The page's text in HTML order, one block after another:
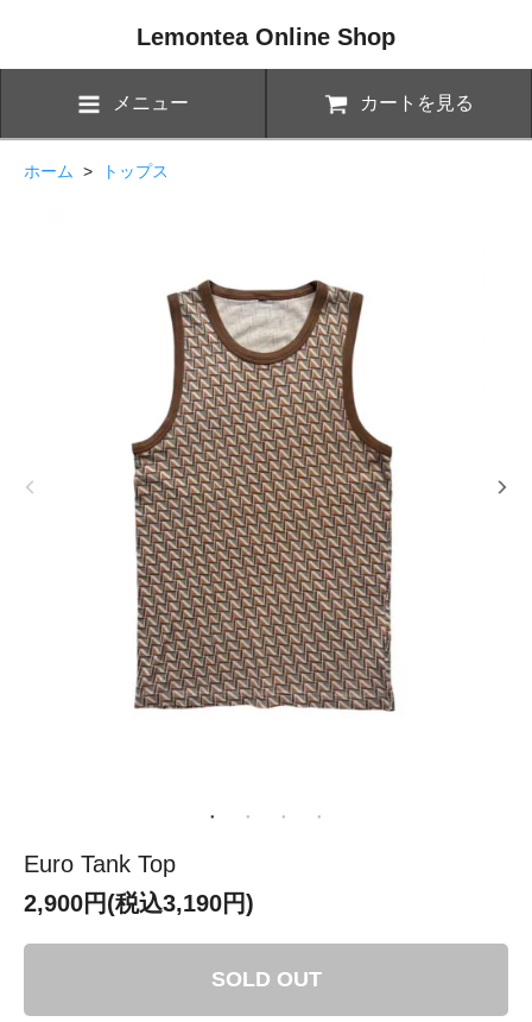
Lemontea Online Shop
メニュー カートを見る
ホーム > トップス
Euro Tank Top
2,900円(税込3,190円)
SOLD OUT